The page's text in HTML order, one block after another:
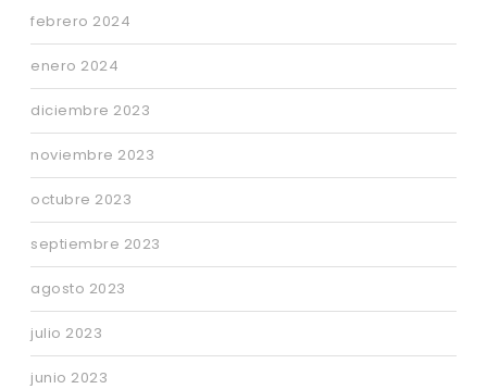
febrero 2024
enero 2024
diciembre 2023
noviembre 2023
octubre 2023
septiembre 2023
agosto 2023
julio 2023
junio 2023